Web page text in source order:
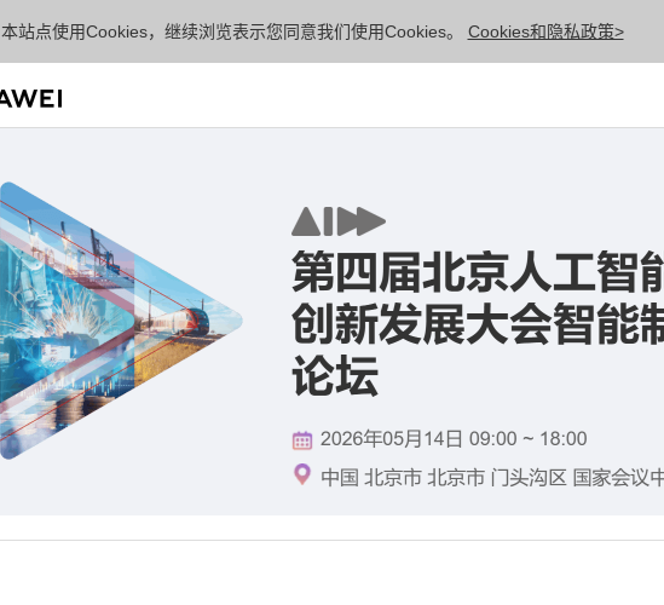
本站点使用Cookies，继续浏览表示您同意我们使用Cookies。 Cookies和隐私政策>